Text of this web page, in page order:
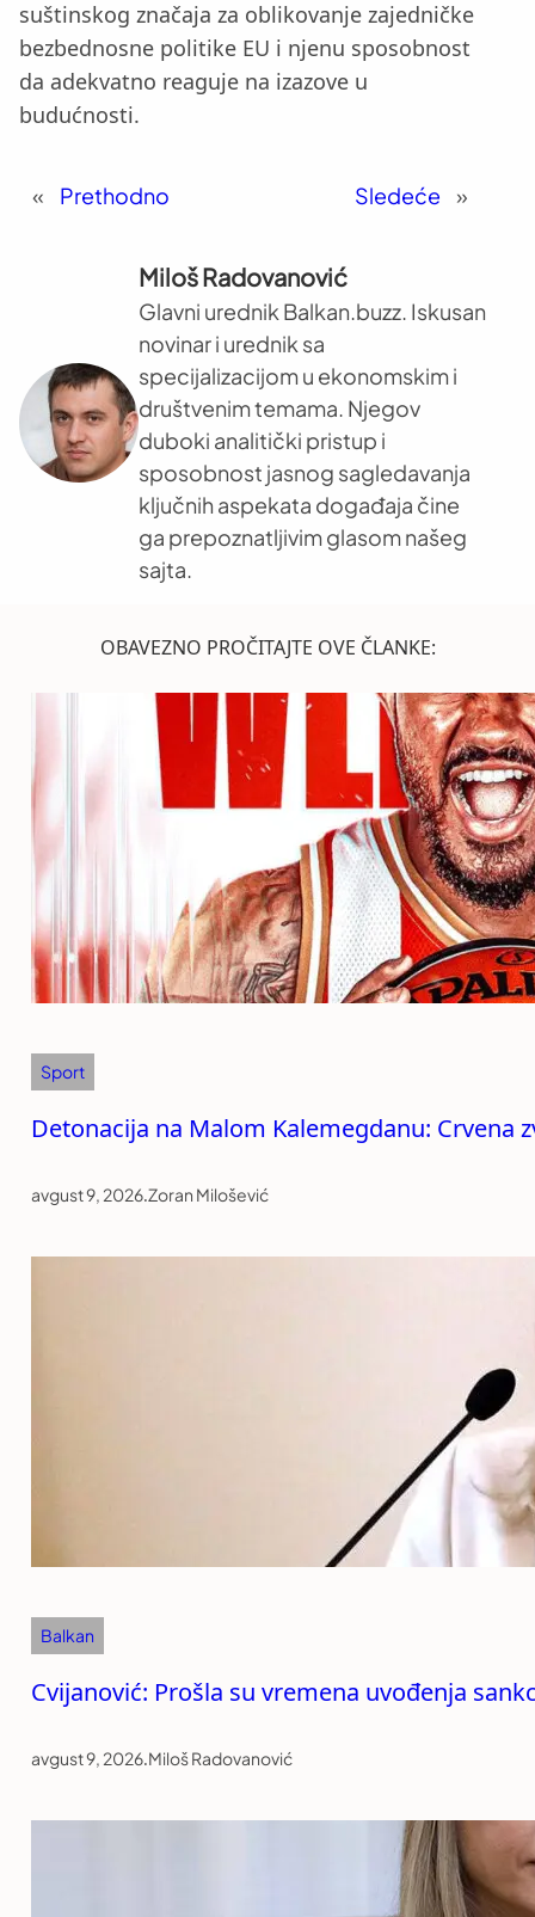
suštinskog značaja za oblikovanje zajedničke
bezbednosne politike EU i njenu sposobnost
da adekvatno reaguje na izazove u
budućnosti.
« Prethodno Sledeće »
Miloš Radovanović
Glavni urednik Balkan.buzz. Iskusan
novinar i urednik sa
specijalizacijom u ekonomskim i
društvenim temama. Njegov
duboki analitički pristup i
sposobnost jasnog sagledavanja
ključnih aspekata događaja čine
ga prepoznatljivim glasom našeg
sajta.
OBAVEZNO PROČITAJTE OVE ČLANKE:
Sport
Detonacija na Malom Kalemegdanu: Crvena
avgust 9, 2026.Zoran Milošević
Balkan
Cvijanović: Prošla su vremena uvođenja
avgust 9, 2026.Miloš Radovanović